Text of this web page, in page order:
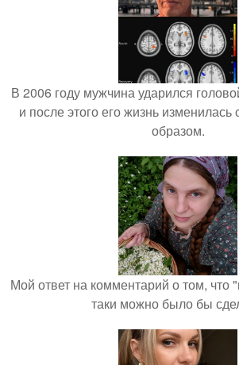
В 2006 году мужчина ударился
и после этого его жизнь
образом.
Мой ответ на комментарий о том, что
таки можно было бы